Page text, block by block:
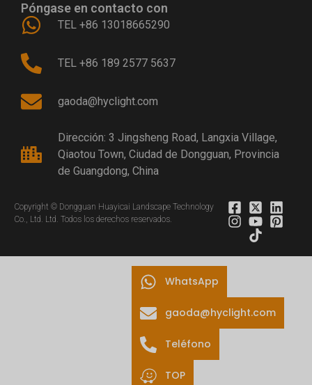
Póngase en contacto con
TEL +86 13018665290
TEL +86 189 2577 5637
gaoda@hyclight.com
Dirección: 3 Jingsheng Road, Langxia Village,
Qiaotou Town, Ciudad de Dongguan, Provincia
de Guangdong, China
Copyright © Dongguan Huayicai Landscape Technology
Co., Ltd. Ltd. Todos los derechos reservados.
WhatsApp
gaoda@hyclight.com
Teléfono
TOP